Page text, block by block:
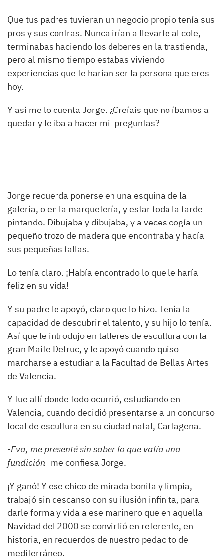
Que tus padres tuvieran un negocio propio tenía sus
pros y sus contras. Nunca irían a llevarte al cole,
terminabas haciendo los deberes en la trastienda,
pero al mismo tiempo estabas viviendo
experiencias que te harían ser la persona que eres
hoy.
Y así me lo cuenta Jorge. ¿Creíais que no íbamos a
quedar y le iba a hacer mil preguntas?
Jorge recuerda ponerse en una esquina de la
galería, o en la marquetería, y estar toda la tarde
pintando. Dibujaba y dibujaba, y a veces cogía un
pequeño trozo de madera que encontraba y hacía
sus pequeñas tallas.
Lo tenía claro. ¡Había encontrado lo que le haría
feliz en su vida!
Y su padre le apoyó, claro que lo hizo. Tenía la
capacidad de descubrir el talento, y su hijo lo tenía.
Así que le introdujo en talleres de escultura con la
gran Maite Defruc, y le apoyó cuando quiso
marcharse a estudiar a la Facultad de Bellas Artes
de Valencia.
Y fue allí donde todo ocurrió, estudiando en
Valencia, cuando decidió presentarse a un concurso
local de escultura en su ciudad natal, Cartagena.
-Eva, me presenté sin saber lo que valía una
fundición- me confiesa Jorge.
¡Y ganó! Y ese chico de mirada bonita y limpia,
trabajó sin descanso con su ilusión infinita, para
darle forma y vida a ese marinero que en aquella
Navidad del 2000 se convirtió en referente, en
historia, en recuerdos de nuestro pedacito de
mediterráneo.